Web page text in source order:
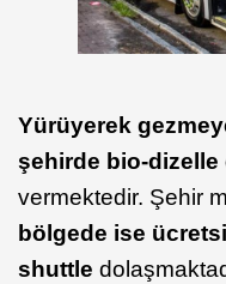
Yürüyerek
şehirde bio-dizelle
vermektedir. Şehir
bölgede ise
shuttle